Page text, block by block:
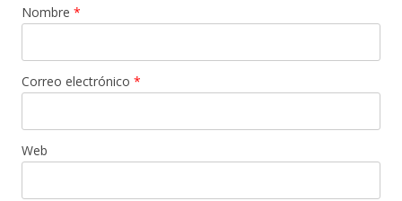
Nombre *
Correo electrónico *
Web